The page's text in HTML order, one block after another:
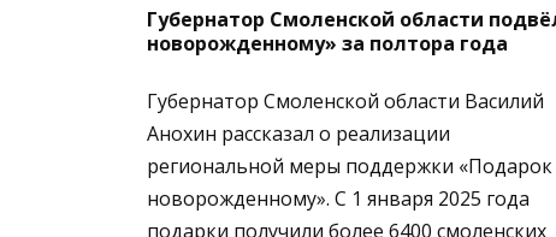
Губернатор Смоленской области
новорожденному» за полтора года
Губернатор Смоленской области Василий
Анохин рассказал о реализации
региональной меры поддержки «Подарок
новорожденному». С 1 января 2025 года
подарки получили более 6400 смоленских